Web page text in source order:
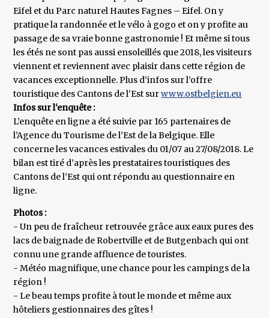
Eifel et du Parc naturel Hautes Fagnes – Eifel. On y
pratique la randonnée et le vélo à gogo et on y profite au
passage de sa vraie bonne gastronomie ! Et même si tous
les étés ne sont pas aussi ensoleillés que 2018, les visiteurs
viennent et reviennent avec plaisir dans cette région de
vacances exceptionnelle. Plus d‘infos sur l’offre
touristique des Cantons de l‘Est surwww.ostbelgien.eu
Infos sur l‘enquête :
L’enquête en ligne a été suivie par 165 partenaires de
l’Agence du Tourisme de l’Est de la Belgique. Elle
concerne les vacances estivales du 01/07 au 27/08/2018. Le
bilan est tiré d’après les prestataires touristiques des
Cantons de l’Est qui ont répondu au questionnaire en
ligne.
Photos :
- Un peu de fraîcheur retrouvée grâce aux eaux pures des
lacs de baignade de Robertville et de Butgenbach qui ont
connu une grande affluence de touristes.
- Météo magnifique, une chance pour les campings de la
région !
- Le beau temps profite à tout le monde et même aux
hôteliers gestionnaires des gîtes !